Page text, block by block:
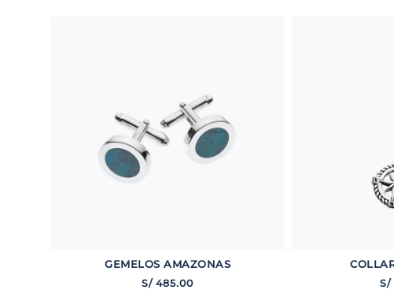
GEMELOS AMAZONAS
S/ 485.00 S/